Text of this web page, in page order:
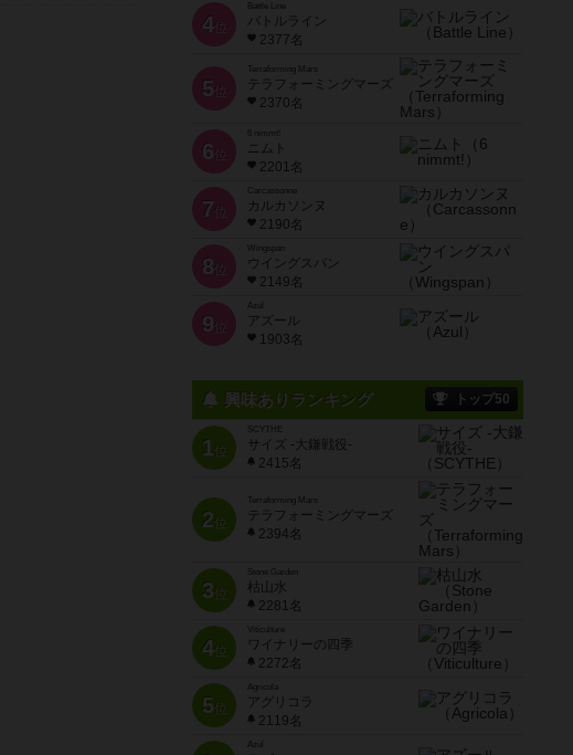
4位
Battle Line
バトルライン
2377名
5 位
Terraforming Mars
テラフォーミングマーズ
2370名
6 位
ニムト
2201名
7 位
Carcassonne
カルカソンヌ
2190名
8 位
Wingspan
ウイングスパン
2149名
9 位
Azul
アズール
1903名
興味ありランキング トップ50
1位
SCYTHE
サイズ -大鎌戦役-
2415名
2位
Terraforming Mars
テラフォーミングマーズ
2394名
3位
Stone Garden
枯山水
2281名
4位
Viticulture
ワイナリーの四季
2272名
5位
Agricola
アグリコラ
2119名
Azul